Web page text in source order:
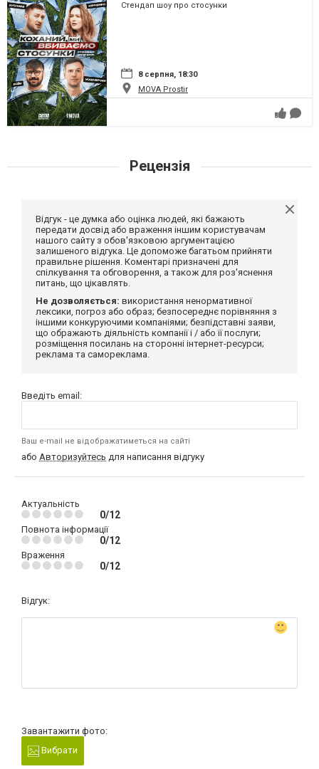
Стендап шоу про стосунки
8 серпня, 18:30
MOVA Рrostir
Рецензія
Відгук - це думка або оцінка людей, які бажають
передати досвід або враження іншим користувачам
нашого сайту з обов'язковою аргументацією
залишеного відгука. Це допоможе багатьом прийняти
правильне рішення. Коментарі призначені для
спілкування та обговорення, а також для роз'яснення
питань, що цікавлять.
Не дозволяється: використання ненормативної
лексики, погроз або образ; безпосереднє порівняння з
іншими конкуруючими компаніями; безпідставні заяви,
що ображають діяльність компанії і / або її послуги;
розміщення посилань на сторонні інтернет-ресурси;
реклама та самореклама.
Введіть email:
Ваш e-mail не відображатиметься на сайті
або Авторизуйтесь для написання відгуку
Актуальність
0/12
Повнота інформації
0/12
Враження
0/12
Відгук:
Завантажити фото:
Вибрати